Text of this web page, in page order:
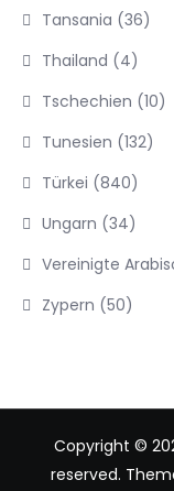
Tansania (36)
Thailand (4)
Tschechien (10)
Tunesien (132)
Türkei (840)
Ungarn (34)
Vereinigte
Zypern (50)
Copyright ©
reserved.